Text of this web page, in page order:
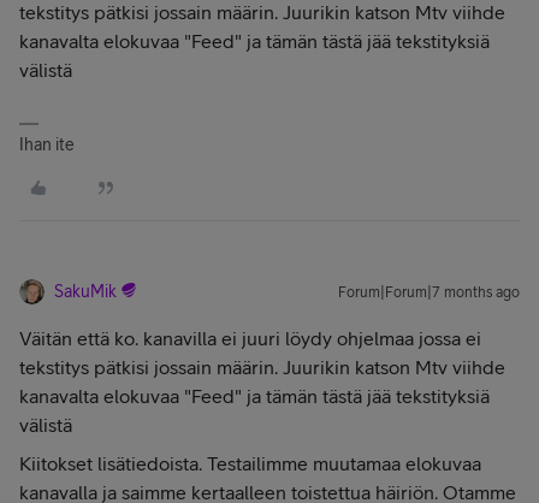
tekstitys pätkisi jossain määrin. Juurikin katson Mtv viihde
kanavalta elokuvaa "Feed" ja tämän tästä jää tekstityksiä
välistä
Ihan ite
SakuMik Forum|Forum|7 months ago
Väitän että ko. kanavilla ei juuri löydy ohjelmaa jossa ei
tekstitys pätkisi jossain määrin. Juurikin katson Mtv viihde
kanavalta elokuvaa "Feed" ja tämän tästä jää tekstityksiä
välistä
Kiitokset lisätiedoista. Testailimme muutamaa elokuvaa
kanavalla ja saimme kertaalleen toistettua häiriön. Otamme